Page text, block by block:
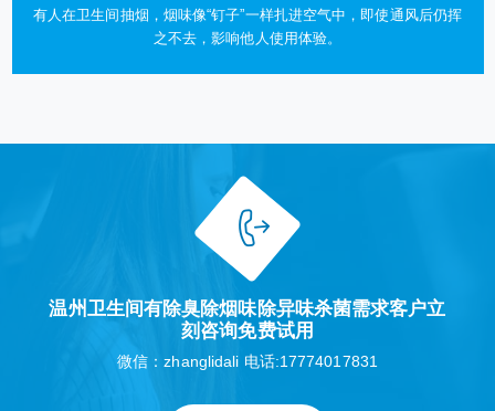
有人在卫生间抽烟，烟味像“钉子”一样扎进空气中，即使通风后仍挥
之不去，影响他人使用体验。
温州卫生间有除臭除烟味除异味杀菌需求客户立
刻咨询免费试用
微信：zhanglidali 电话:17774017831